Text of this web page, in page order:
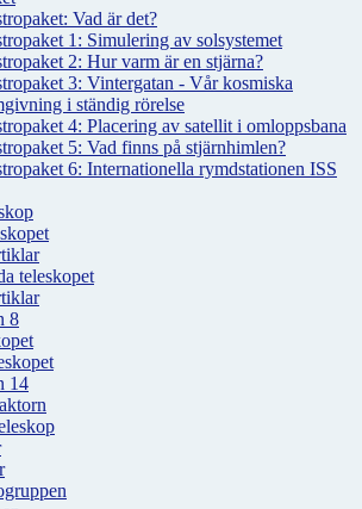
Vad är det?
1: Simulering av solsystemet
2: Hur varm är en stjärna?
3: Vintergatan - Vår kosmiska
i ständig rörelse
4: Placering av satellit i omloppsbana
5: Vad finns på stjärnhimlen?
6: Internationella rymdstationen ISS
teleskopet
8
14